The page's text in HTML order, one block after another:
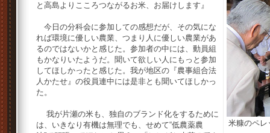
米糠のペレ
と高島よりこころつながるお米、お届けします』
今日の分科会に参加しての感想だが、その気にな
れば環境に優しい農業、つまり人に優しい農業があ
るのではないかと感じた。参加者の中には、動員組
もかなりいたようだ。聞いて欲しい人にもっと参加
してほしかったと感じた。我が地区の『農事組合法
人かたせ』の役員連中には是非とも聞いてほしかっ
た。
我が片瀬の米も、独自のブランド化をするために
は、いきなり有機は無理でも、せめて“低農薬農